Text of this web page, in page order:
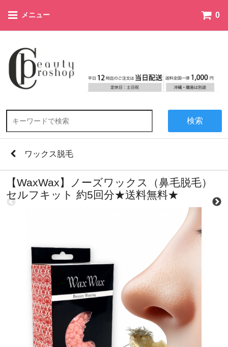
メニュー 0
検索
ワックス脱毛
【WaxWax】ノーズワックス（鼻毛脱毛）
セルフキット 約5回分★送料無料★